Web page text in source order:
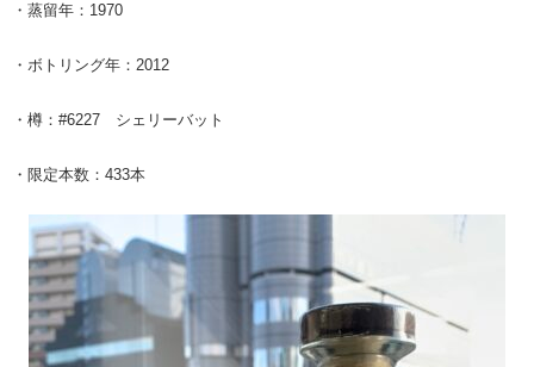
・蒸留年：1970
・ボトリング年：2012
・樽：#6227 シェリーバット
・限定本数：433本